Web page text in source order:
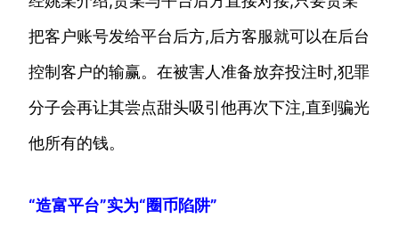
把客户账号发给平台后方,后方客服就可以在后台
控制客户的输赢。在被害人准备放弃投注时,犯罪
分子会再让其尝点甜头吸引他再次下注,直到骗光
他所有的钱。
“造富平台”实为“圈币陷阱”